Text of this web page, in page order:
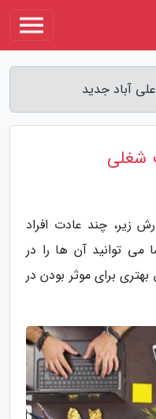
آباد جدید
شغلی
زیر، چند عادت افراد
می توانید آن ها را در
برای موثر بودن در